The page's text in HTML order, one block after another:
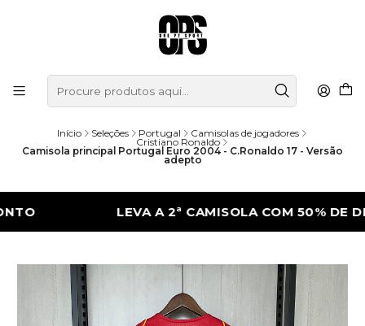
Início Seleções Portugal Camisolas de jogadores
Cristiano Ronaldo
Camisola principal Portugal Euro 2004 - C.Ronaldo 17 - Versão
adepto
LEVA A 2ª CAMISOLA COM 50% DE